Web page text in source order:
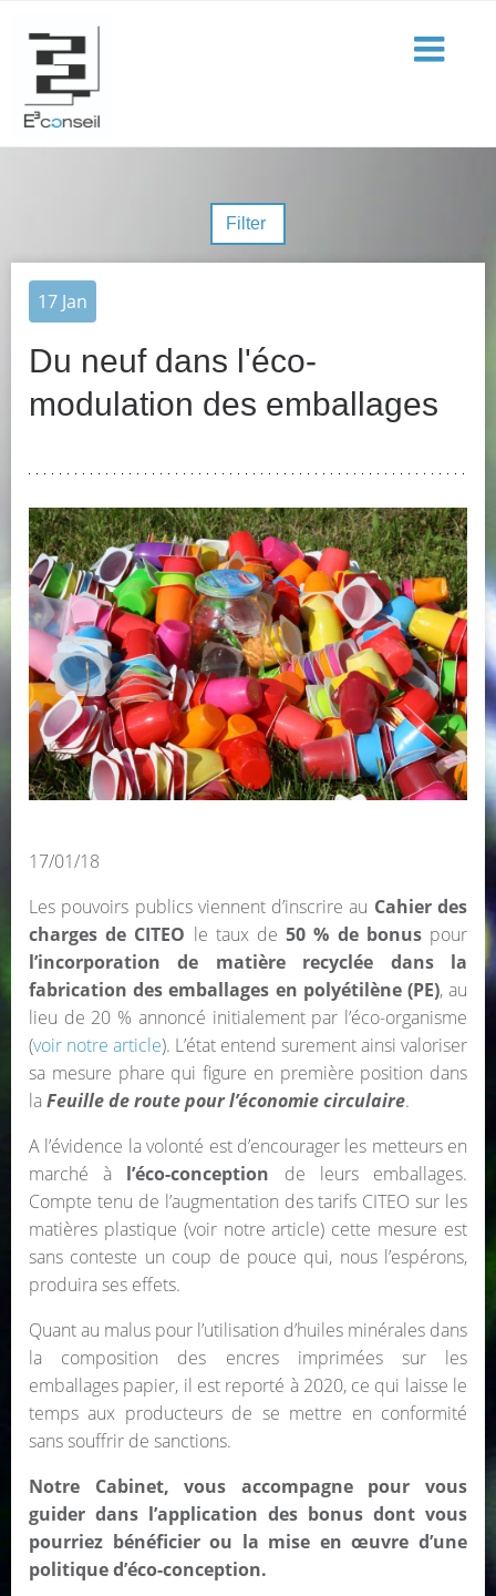
17 Jan
Du neuf dans l'éco-
modulation des emballages
17/01/18
Les pouvoirs publics viennent d’inscrire au Cahier des
charges de CITEO le taux de50 % de bonuspour
l’incorporation de matière recyclée dans la
fabrication des emballages en polyétilène (PE), au
lieu de 20 % annoncé initialement par l’éco-organisme
(voir notre article). L’état entend surement ainsi valoriser
sa mesure phare qui figure en première position dans
laFeuille de route pour l’économie circulaire.
A l’évidence la volonté est d’encourager les metteurs en
marché à l’éco-conception de leurs emballages.
Compte tenu de l’augmentation des tarifs CITEO sur les
matières plastique (voir notre article) cette mesure est
sans conteste un coup de pouce qui, nous l’espérons,
produira ses effets.
Quant au malus pour l’utilisation d’huiles minérales dans
la composition des encres imprimées sur les
emballages papier, il est reporté à 2020, ce qui laisse le
temps aux producteurs de se mettre en conformité
sans souffrir de sanctions.
Notre Cabinet, vous accompagne pour vous
guider dans l’application des bonus dont vous
pourriez bénéficier ou la mise en œuvre d’une
politique d’éco-conception.
Filter